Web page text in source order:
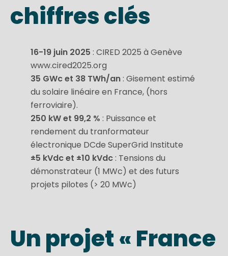
chiffres clés
16-19 juin 2025 : CIRED 2025 à Genève
www.cired2025.org
35 GWc et 38 TWh/an: Gisement estimé
du solaire linéaire en France, (hors
ferroviaire).
250 kW et 99,2 % : Puissance et
rendement du tranformateur
électronique DCde SuperGrid Institute
±5 kVdc et ±10 kVdc: Tensions du
démonstrateur (1 MWc) et des futurs
projets pilotes (> 20 MWc)
Un projet « France